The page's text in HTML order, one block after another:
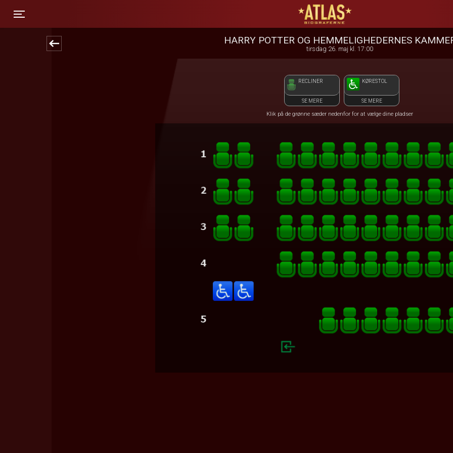
ATLAS Biograferne
HARRY POTTER OG HEMMELIGHEDERNES
tirsdag 26. maj kl. 17:00
RECLINER
SE MERE
KØRESTOL
SE MERE
Klik på de grønne sæder nedenfor for at vælge dine pladser
front05-temp 015855